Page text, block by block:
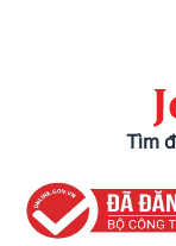
Tìm